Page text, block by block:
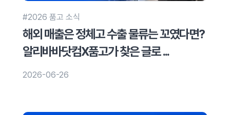
#2026 품고 소식
해외 매출은 정체고 수출 물류는 꼬였다면?
알리바바닷컴X품고가 찾은 글로 ...
2026-06-26